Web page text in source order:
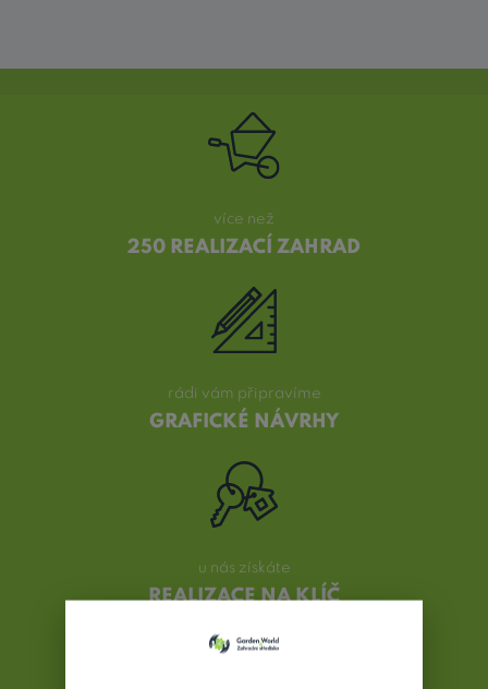
více než
250 REALIZACÍ ZAHRAD
rádi vám připravíme
GRAFICKÉ NÁVRHY
u nás získáte
REALIZACE NA KLÍČ